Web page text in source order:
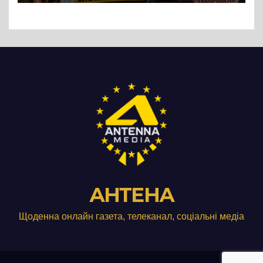
Три», що займається
АНТЕНА
Щоденна онлайн газета, телеканал, соціальні медіа